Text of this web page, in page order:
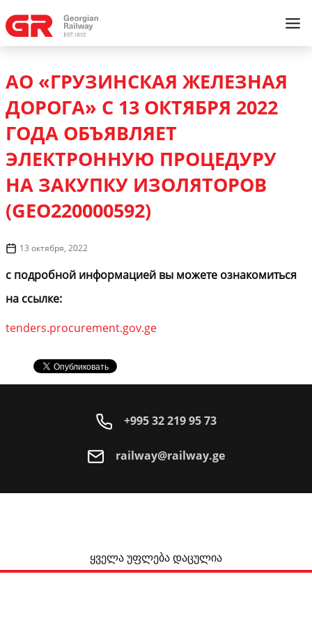
АО «ГРУЗИНСКАЯ ЖЕЛЕЗНАЯ
ДОРОГА» С 13 ОКТЯБРЯ 2022
ГОДА ОБЪЯВЛЯЕТ
ЭЛЕКТРОННУЮ ПРОЦЕДУРУ
НА ЗАКУПКУ ИЗОЛЯТОРОВ
(GEO220000592)
13 октября, 2022
с подробной информацией вы можете ознакомиться
на ссылке:
tenders.procurement.gov.ge
+995 32 219 95 73
railway@railway.ge
ყველა უფლება დაცულია